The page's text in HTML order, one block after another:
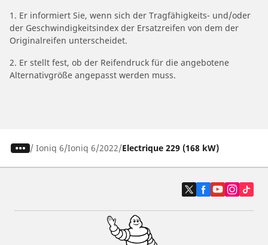
1. Er informiert Sie, wenn sich der Tragfähigkeits- und/oder
der Geschwindigkeitsindex der Ersatzreifen von dem der
Originalreifen unterscheidet.
2. Er stellt fest, ob der Reifendruck für die angebotene
Alternativgröße angepasst werden muss.
/ Ioniq 6 Ioniq 6 2022 Electrique 229 (168 kW)